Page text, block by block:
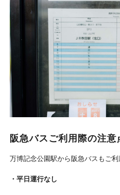
阪急バスご利用際の注意
万博記念公園駅から阪急バスもご
・平日運行なし